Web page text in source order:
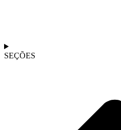
SEÇÕES